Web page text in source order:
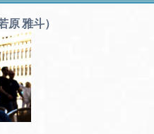
原 雅斗）